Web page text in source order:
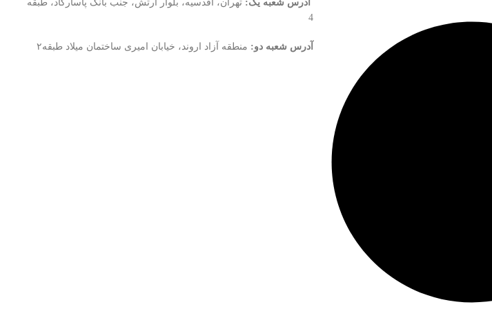
آدرس شعبه یک: تهران، اقدسیه، بلوار ارتش، جنب بانک پاسارگاد، طبقه
4
آدرس شعبه دو: منطقه آزاد اروند، خیابان امیری ساختمان میلاد طبقه۲